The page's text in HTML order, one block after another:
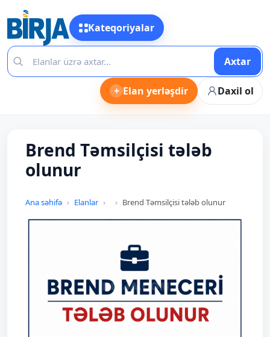
Kateqoriyalar
Axtar
+ Elan yerləşdir Daxil ol
Brend Təmsilçisi tələb
olunur
Ana səhifə Elanlar Brend Təmsilçisi tələb olunur